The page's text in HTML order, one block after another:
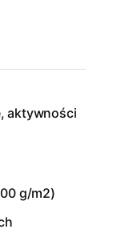
aktywności
g/m2)